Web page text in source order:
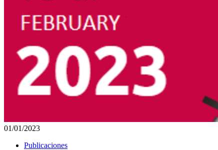
01/01/2023
Publicaciones